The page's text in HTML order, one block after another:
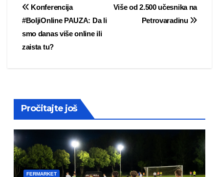
Post
navigation
Više od 2.500 učesnika na
Petrovaradinu
Konferencija
#BoljiOnline PAUZA: Da li
smo danas više online ili
zaista tu?
Pročitajte još
FERMARKET